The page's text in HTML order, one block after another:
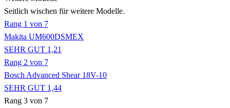
Seitlich wischen für weitere Modelle.
Rang 1 von 7
Makita UM600DSMEX
SEHR GUT 1,21
Rang 2 von 7
Bosch Advanced Shear 18V-10
SEHR GUT 1,44
Rang 3 von 7